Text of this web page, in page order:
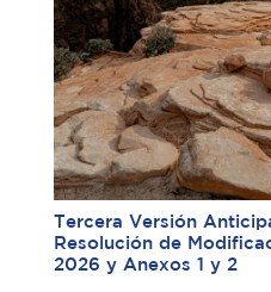
Tercera Versión
Resolución de
2026 y Anexos 1 y 2